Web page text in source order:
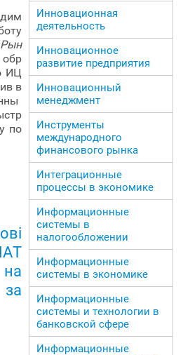
обр
ИЦ
в
по
Инновационная
деятельность
Инновационное
развитие предприятия
Инновационный
менеджмент
Инструменты
международного
финансового рынка
Интеграционные
процессы в экономике
Информационные
системы в
налогообложении
Информационные
системы в экономике
Информационные
системы и технологии в
банковской сфере
Информационные